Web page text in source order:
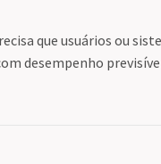
que usuários ou
desempenho